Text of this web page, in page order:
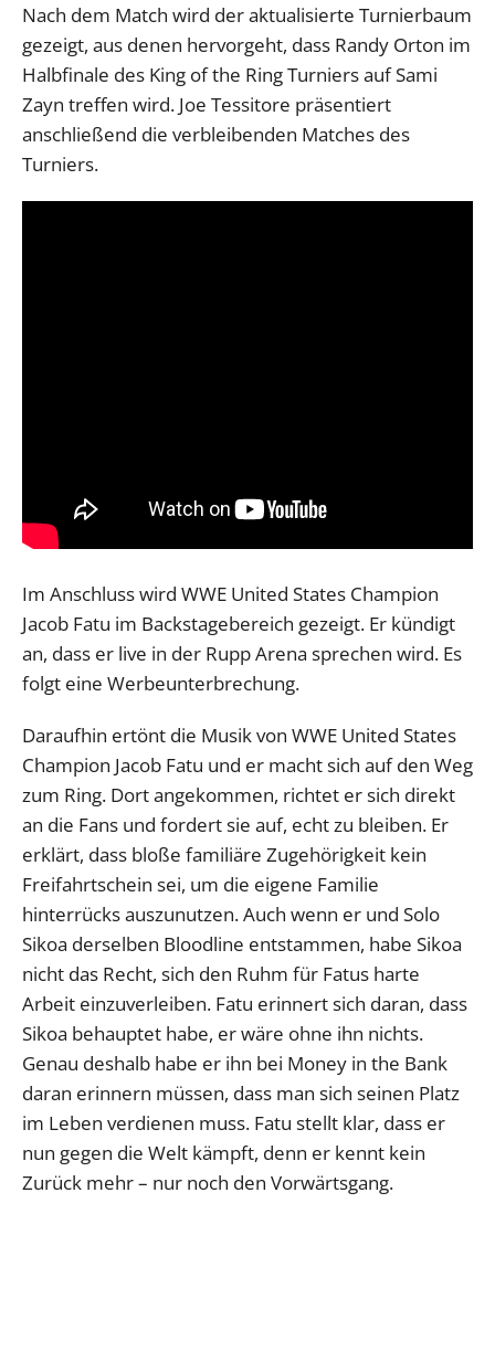
Nach dem Match wird der aktualisierte Turnierbaum
gezeigt, aus denen hervorgeht, dass Randy Orton im
Halbfinale des King of the Ring Turniers auf Sami
Zayn treffen wird. Joe Tessitore präsentiert
anschließend die verbleibenden Matches des
Turniers.
Im Anschluss wird WWE United States Champion
Jacob Fatu im Backstagebereich gezeigt. Er kündigt
an, dass er live in der Rupp Arena sprechen wird. Es
folgt eine Werbeunterbrechung.
Daraufhin ertönt die Musik von WWE United States
Champion Jacob Fatu und er macht sich auf den Weg
zum Ring. Dort angekommen, richtet er sich direkt
an die Fans und fordert sie auf, echt zu bleiben. Er
erklärt, dass bloße familiäre Zugehörigkeit kein
Freifahrtschein sei, um die eigene Familie
hinterrücks auszunutzen. Auch wenn er und Solo
Sikoa derselben Bloodline entstammen, habe Sikoa
nicht das Recht, sich den Ruhm für Fatus harte
Arbeit einzuverleiben. Fatu erinnert sich daran, dass
Sikoa behauptet habe, er wäre ohne ihn nichts.
Genau deshalb habe er ihn bei Money in the Bank
daran erinnern müssen, dass man sich seinen Platz
im Leben verdienen muss. Fatu stellt klar, dass er
nun gegen die Welt kämpft, denn er kennt kein
Zurück mehr – nur noch den Vorwärtsgang.